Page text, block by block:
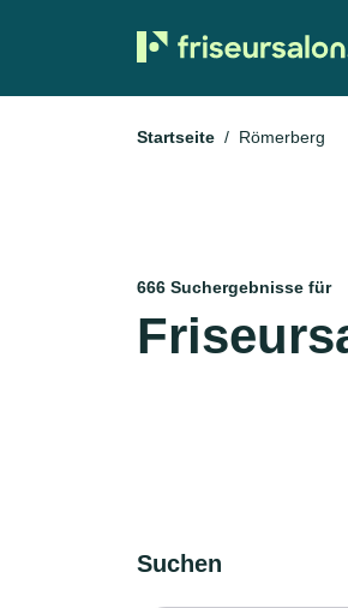
Startseite Römerberg
666 Suchergebnisse für
Suchen